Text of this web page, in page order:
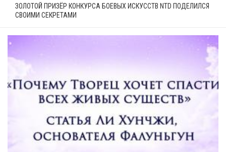
ЗОЛОТОЙ ПРИЗЁР КОНКУРСА БОЕВЫХ ИСКУССТВ NTD ПОДЕЛИЛСЯ
СВОИМИ СЕКРЕТАМИ